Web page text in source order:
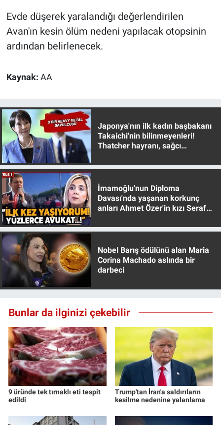
Evde düşerek yaralandığı değerlendirilen
Avan'ın kesin ölüm nedeni yapılacak otopsinin
ardından belirlenecek.
Kaynak: AA
Japonya'nın ilk kadın başbakanı
Takaichi'nin bilinmeyenleri!
Thatcher hayranı, sağcı
İmamoğlu'nun Diploma
Davası'nda yaşanan korkunç
anları Ahmet Özer'in kızı Seraf
Nobel Barış ödülünü alan Maria
Corina Machado aslında bir
darbeci
Bunlar da ilginizi çekebilir
9 üründe tek tırnaklı eti tespit
edildi
Trump'tan İran'a saldırıların
kesilme nedenine yalanlama
Popüler
Programlar
Teknoloji
Türkiye'nin Geleceği
Türkiye'nin Gündemi
Yerel Gündem
Yerel Yaşam
Canlı Yayın